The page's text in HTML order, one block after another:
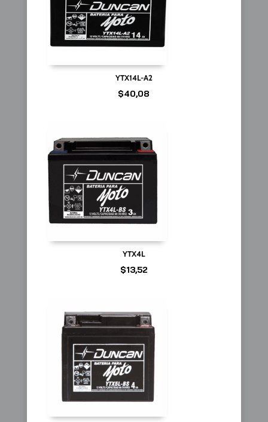
YTX14L-A2
$40,08
YTX4L
$13,52